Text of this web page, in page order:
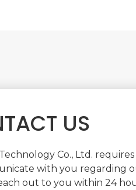
US
Co., Ltd.
with you regarding
out to you within 24